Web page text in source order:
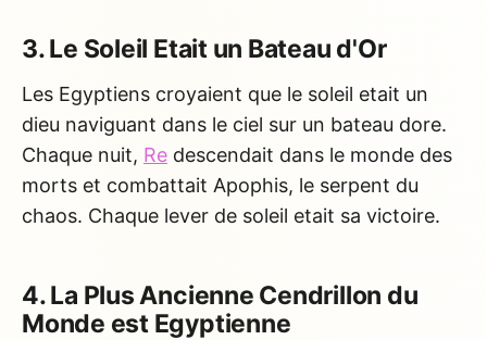
3. Le Soleil Etait un Bateau d'Or
Les Egyptiens croyaient que le soleil etait un
dieu naviguant dans le ciel sur un bateau dore.
Chaque nuit, Re descendait dans le monde des
morts et combattait Apophis, le serpent du
chaos. Chaque lever de soleil etait sa victoire.
4. La Plus Ancienne Cendrillon du
Monde est Egyptienne